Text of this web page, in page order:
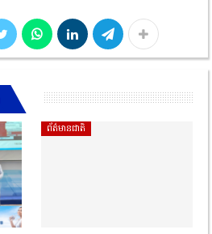
ព័ត៌មានជាតិ